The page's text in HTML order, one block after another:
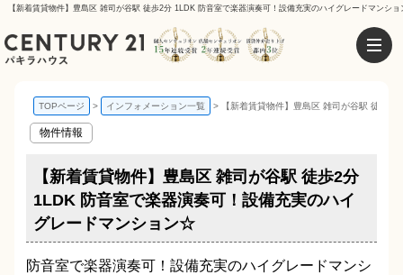
【新着賃貸物件】豊島区 雑司が谷駅 徒歩2分 1LDK 防音室で楽器演奏可！設備充実のハイグレードマンシ
TOPページ インフォメーション一覧 【新着賃貸物件】豊島区 雑司が谷駅 徒歩
物件情報
【新着賃貸物件】豊島区 雑司が谷駅 徒歩2分
1LDK 防音室で楽器演奏可！設備充実のハイ
グレードマンション☆
防音室で楽器演奏可！設備充実のハイグレードマンシ